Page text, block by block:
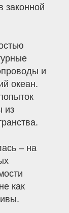
законной
и
океан.
из
– на
как